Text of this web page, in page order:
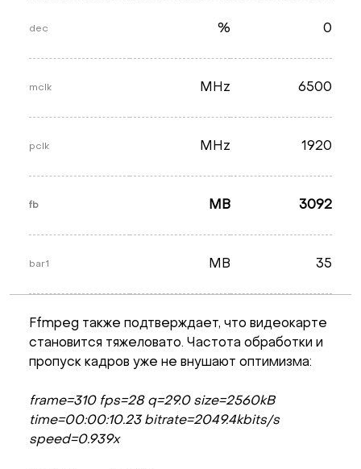
dec % 0
mclk MHz 6500
pclk MHz 1920
fb MB 3092
bar1 MB 35
Ffmpeg также подтверждает, что видеокарте
становится тяжеловато. Частота обработки и
пропуск кадров уже не внушают оптимизма:
frame=310 fps=28 q=29.0 size=2560kB
time=00:00:10.23 bitrate=2049.4kbits/s
speed=0.939x